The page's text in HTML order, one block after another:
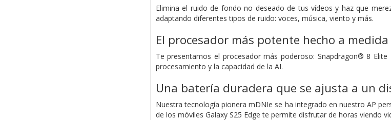
Elimina el ruido de fondo no deseado de tus vídeos y haz que
adaptando diferentes tipos de ruido: voces, música, viento y más.
El procesador más potente hecho a
Te presentamos el procesador más poderoso: Snapdragon® 8
procesamiento y la capacidad de la AI.
Una batería duradera que se ajusta a un
Nuestra tecnología pionera mDNIe se ha integrado en nuestro AP
de los móviles Galaxy S25 Edge te permite disfrutar de horas viendo